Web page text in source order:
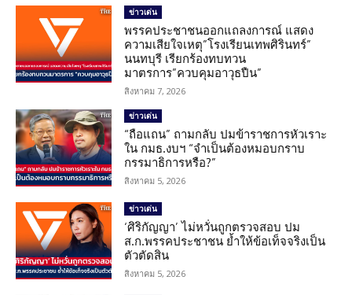
ข่าวเด่น
พรรคประชาชนออกแถลงการณ์ แสดง
ความเสียใจเหตุ”โรงเรียนเทพศิรินทร์”
นนทบุรี เรียกร้องทบทวน
มาตรการ”ควบคุมอาวุธปืน”
สิงหาคม 7, 2026
ข่าวเด่น
“ถือแถน” ถามกลับ ปมข้าราชการหัวเราะ
ใน กมธ.งบฯ “จำเป็นต้องหมอบกราบ
กรรมาธิการหรือ?”
สิงหาคม 5, 2026
ข่าวเด่น
‘ศิริกัญญา’ ไม่หวั่นถูกตรวจสอบ ปม
ส.ก.พรรคประชาชน ย้ำให้ข้อเท็จจริงเป็น
ตัวตัดสิน
สิงหาคม 5, 2026